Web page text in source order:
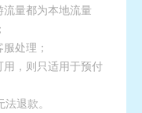
量都为本地流量
处理；
，则只适用于预付
退款。